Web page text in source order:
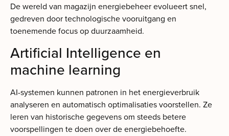
De wereld van magazijn energiebeheer evolueert snel,
gedreven door technologische vooruitgang en
toenemende focus op duurzaamheid.
Artificial Intelligence en
machine learning
AI-systemen kunnen patronen in het energieverbruik
analyseren en automatisch optimalisaties voorstellen. Ze
leren van historische gegevens om steeds betere
voorspellingen te doen over de energiebehoefte.